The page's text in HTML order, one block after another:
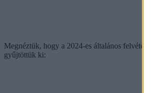
Megnéztük, hogy a 2024-es általános
gyűjtöttük ki: